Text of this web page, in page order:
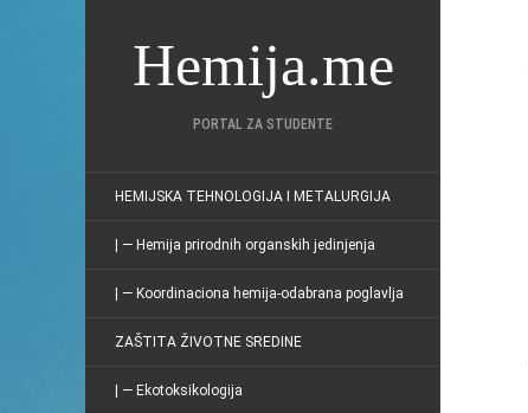
Hemija.me
PORTAL ZA STUDENTE
HEMIJSKA TEHNOLOGIJA I METALURGIJA
| — Hemija prirodnih organskih jedinjenja
| — Koordinaciona hemija-odabrana poglavlja
ZAŠTITA ŽIVOTNE SREDINE
| — Ekotoksikologija